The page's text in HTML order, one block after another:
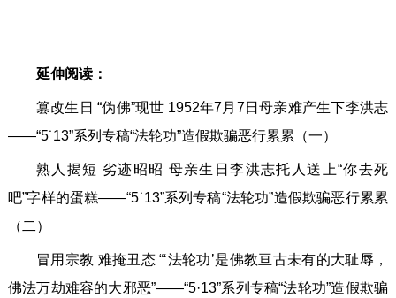
延伸阅读：
篡改生日 “伪佛”现世 1952年7月7日母亲难产生下李洪志
——“5˙13”系列专稿“法轮功”造假欺骗恶行累累（一）
熟人揭短 劣迹昭昭 母亲生日李洪志托人送上“你去死
吧”字样的蛋糕——“5˙13”系列专稿“法轮功”造假欺骗恶行累累
（二）
冒用宗教 难掩丑态 “‘法轮功’是佛教亘古未有的大耻辱，
佛法万劫难容的大邪恶”——“5·13”系列专稿“法轮功”造假欺骗